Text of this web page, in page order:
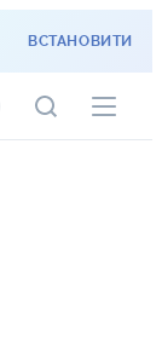
ВСТАНОВИТИ